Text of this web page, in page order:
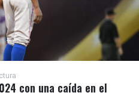
con una caída en el